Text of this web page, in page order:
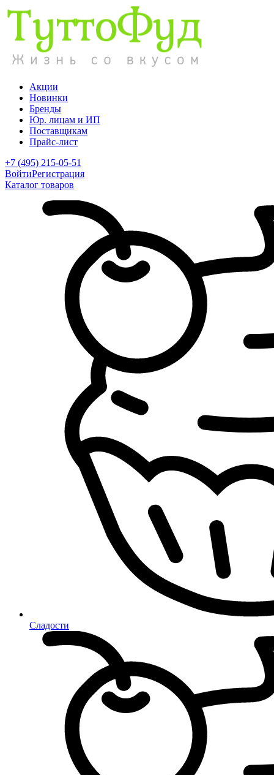
Акции
Новинки
Бренды
Юр. лицам и ИП
Поставщикам
Прайс-лист
+7 (495) 215-05-51
ВойтиРегистрация
Каталог товаров
Сладости